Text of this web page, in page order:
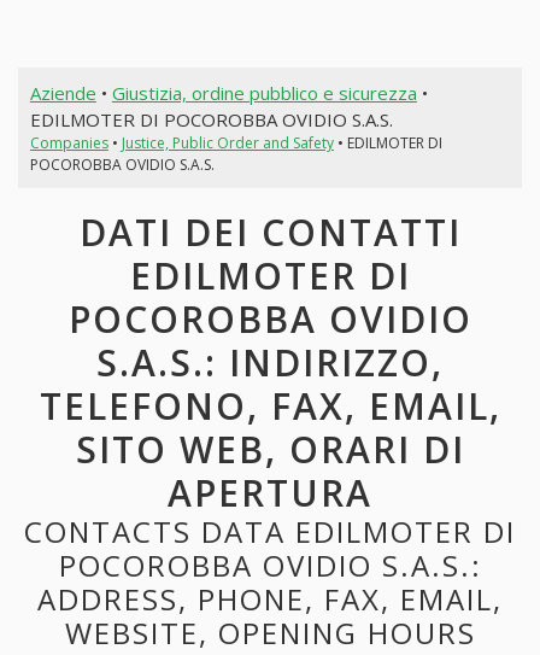
Aziende • Giustizia, ordine pubblico e sicurezza •
EDILMOTER DI POCOROBBA OVIDIO S.A.S.
Companies• Justice, Public Order and Safety• EDILMOTER DI
POCOROBBA OVIDIO S.A.S.
DATI DEI CONTATTI
EDILMOTER DI
POCOROBBA OVIDIO
S.A.S.: INDIRIZZO,
TELEFONO, FAX, EMAIL,
SITO WEB, ORARI DI
APERTURA
CONTACTS DATA EDILMOTER DI
POCOROBBA OVIDIO S.A.S.:
ADDRESS, PHONE, FAX, EMAIL,
WEBSITE, OPENING HOURS